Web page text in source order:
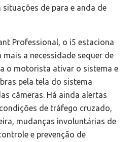
de para e anda de
Professional, o i5 estaciona
mais a necessidade sequer de
o motorista ativar o sistema e
pela tela do sistema
câmeras. Há ainda alertas
de tráfego cruzado,
mudanças involuntárias de
e prevenção de